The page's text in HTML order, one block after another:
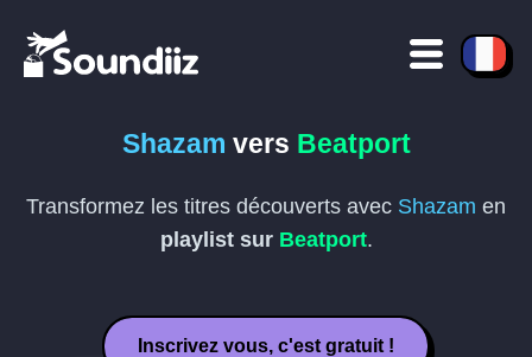
Shazam vers Beatport
Transformez les titres découverts avec Shazam en
playlist sur Beatport.
Inscrivez vous, c'est gratuit !